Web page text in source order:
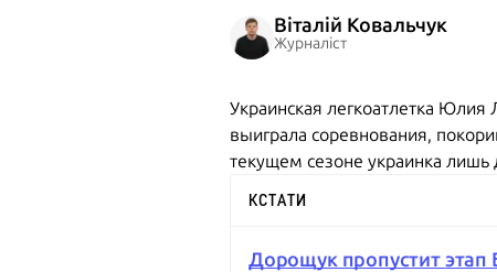
Віталій Ковальчук
Журналіст
Украинская легкоатлетка
выиграла соревнования,
текущем сезоне украинка
КСТАТИ
Дорощук пропустит этап